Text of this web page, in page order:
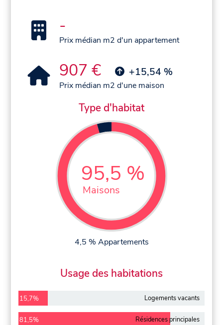
-
Prix médian m2 d'un appartement
907 € +15,54 %
Prix médian m2 d'une maison
Type d'habitat
95,5 %
Maisons
4,5 % Appartements
Usage des habitations
15,7% Logements vacants
81,5% Résidences principales